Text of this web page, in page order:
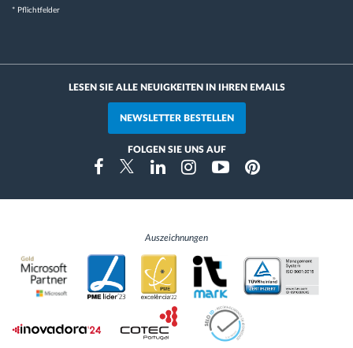
* Pflichtfelder
LESEN SIE ALLE NEUIGKEITEN IN IHREN EMAILS
NEWSLETTER BESTELLEN
FOLGEN SIE UNS AUF
FacebookTwitterLinkedinInstragramYoutubePinterest
Auszeichnungen